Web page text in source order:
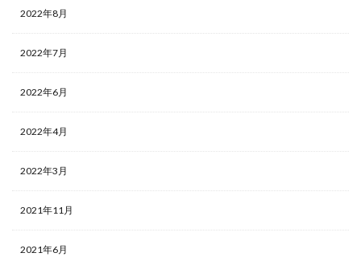
2022年8月
2022年7月
2022年6月
2022年4月
2022年3月
2021年11月
2021年6月